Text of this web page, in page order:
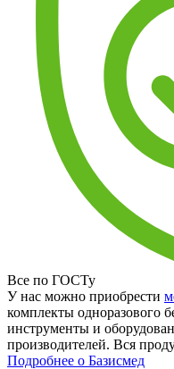
Все по ГОСТу
У нас можно приобрести
комплекты одноразового
инструменты и
производителей. Вся
Подробнее о Базисмед